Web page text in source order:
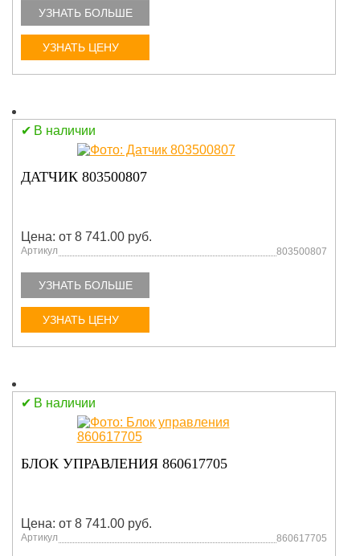
УЗНАТЬ БОЛЬШЕ
УЗНАТЬ ЦЕНУ
В наличии
ДАТЧИК 803500807
Цена: от 8 741.00 руб.
Артикул 803500807
УЗНАТЬ БОЛЬШЕ
УЗНАТЬ ЦЕНУ
В наличии
БЛОК УПРАВЛЕНИЯ 860617705
Цена: от 8 741.00 руб.
Артикул 860617705